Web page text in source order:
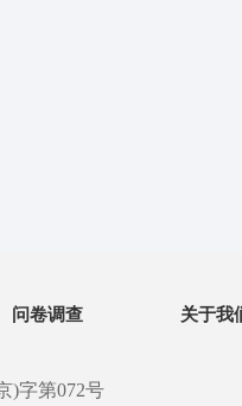
问卷调查 关于我
)字第072号